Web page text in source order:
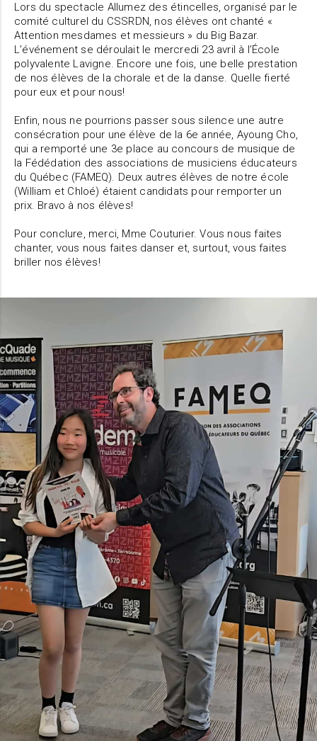
Lors du spectacle Allumez des étincelles, organisé par le
comité culturel du CSSRDN, nos élèves ont chanté «
Attention mesdames et messieurs » du Big Bazar.
L’événement se déroulait le mercredi 23 avril à l’École
polyvalente Lavigne. Encore une fois, une belle prestation
de nos élèves de la chorale et de la danse. Quelle fierté
pour eux et pour nous!
Enfin, nous ne pourrions passer sous silence une autre
consécration pour une élève de la 6e année, Ayoung Cho,
qui a remporté une 3e place au concours de musique de
la Fédédation des associations de musiciens éducateurs
du Québec (FAMEQ). Deux autres élèves de notre école
(William et Chloé) étaient candidats pour remporter un
prix. Bravo à nos élèves!
Pour conclure, merci, Mme Couturier. Vous nous faites
chanter, vous nous faites danser et, surtout, vous faites
briller nos élèves!